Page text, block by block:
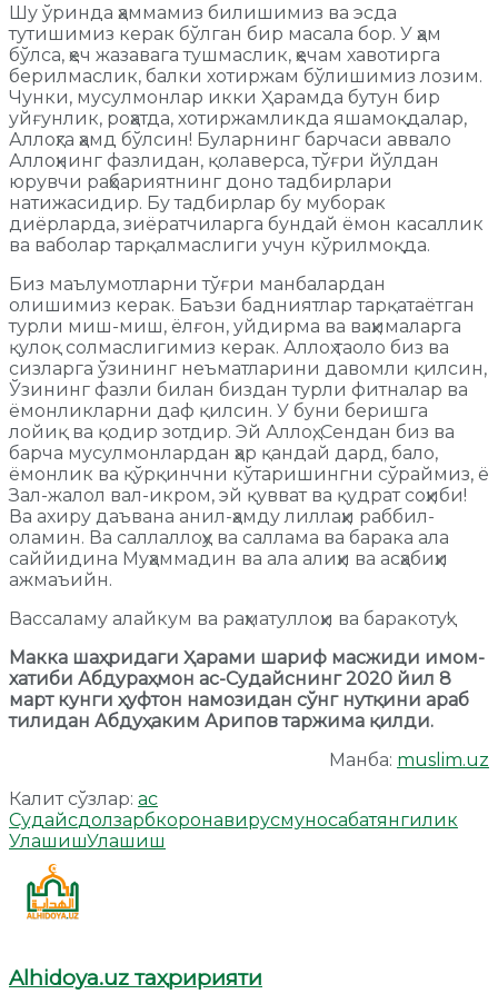
Шу ўринда ҳаммамиз билишимиз ва эсда
тутишимиз керак бўлган бир масала бор. У ҳам
бўлса, ҳеч жазавага тушмаслик, ҳечам хавотирга
берилмаслик, балки хотиржам бўлишимиз лозим.
Чунки, мусулмонлар икки Ҳарамда бутун бир
уйғунлик, роҳатда, хотиржамликда яшамоқдалар,
Аллоҳга ҳамд бўлсин! Буларнинг барчаси аввало
Аллоҳнинг фазлидан, қолаверса, тўғри йўлдан
юрувчи раҳбариятнинг доно тадбирлари
натижасидир. Бу тадбирлар бу муборак
диёрларда, зиёратчиларга бундай ёмон касаллик
ва ваболар тарқалмаслиги учун кўрилмоқда.
Биз маълумотларни тўғри манбалардан
олишимиз керак. Баъзи бадниятлар тарқатаётган
турли миш-миш, ёлғон, уйдирма ва ваҳималарга
қулоқ солмаслигимиз керак. Аллоҳ таоло биз ва
сизларга ўзининг неъматларини давомли қилсин,
Ўзининг фазли билан биздан турли фитналар ва
ёмонликларни даф қилсин. У буни беришга
лойиқ ва қодир зотдир. Эй Аллоҳ, Сендан биз ва
барча мусулмонлардан ҳар қандай дард, бало,
ёмонлик ва қўрқинчни кўтаришингни сўраймиз, ё
Зал-жалол вал-икром, эй қувват ва қудрат соҳиби!
Ва ахиру даъвана анил-ҳамду лиллаҳи раббил-
оламин. Ва саллаллоҳу ва саллама ва барака ала
саййидина Муҳаммадин ва ала алиҳи ва асҳабиҳи
ажмаъийн.
Вассаламу алайкум ва раҳматуллоҳи ва баракотуҳ!
Макка шаҳридаги Ҳарами шариф масжиди имом-
хатиби Абдураҳмон ас-Судайснинг 2020 йил 8
март кунги ҳуфтон намозидан сўнг нутқини араб
тилидан Абдуҳаким Арипов таржима қилди.
Манба: muslim.uz
Калит сўзлар: ас
Судайсдолзарбкоронавирусмуносабатянгилик
УлашишУлашиш
Alhidoya.uz таҳририяти